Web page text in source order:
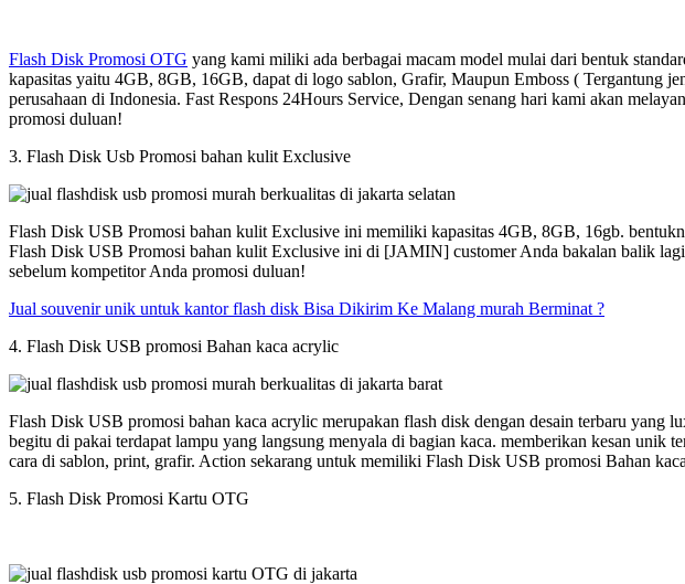
Flash Disk Promosi OTG yang kami miliki ada berbagai macam model mulai dari bentuk
kapasitas yaitu 4GB, 8GB, 16GB, dapat di logo sablon, Grafir, Maupun Emboss ( Tergantung
perusahaan di Indonesia. Fast Respons 24Hours Service, Dengan senang hari kami akan
promosi duluan!
3. Flash Disk Usb Promosi bahan kulit Exclusive
Flash Disk USB Promosi bahan kulit Exclusive ini memiliki kapasitas 4GB, 8GB, 16gb.
Flash Disk USB Promosi bahan kulit Exclusive ini di [JAMIN] customer Anda bakalan balik
sebelum kompetitor Anda promosi duluan!
Jual souvenir unik untuk kantor flash disk Bisa Dikirim Ke Malang murah Berminat ?
4. Flash Disk USB promosi Bahan kaca acrylic
Flash Disk USB promosi bahan kaca acrylic merupakan flash disk dengan desain terbaru
begitu di pakai terdapat lampu yang langsung menyala di bagian kaca. memberikan kesan
cara di sablon, print, grafir. Action sekarang untuk memiliki Flash Disk USB promosi Bahan
5. Flash Disk Promosi Kartu OTG